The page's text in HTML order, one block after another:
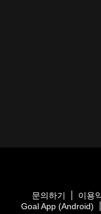
문의하기 이용
Goal App (Android)